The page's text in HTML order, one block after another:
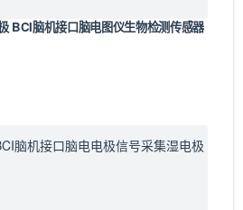
BCI脑机接口脑电图仪生物检测传感器